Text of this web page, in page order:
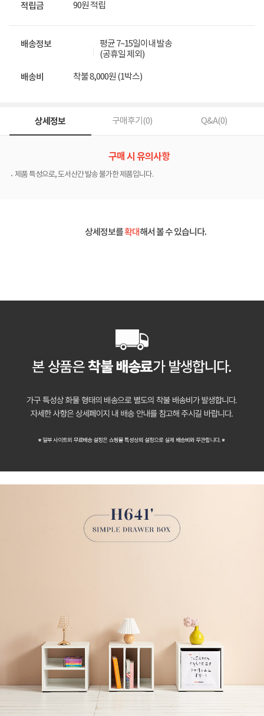
적립금 90원 적립
배송정보
평균 7~15일이내 발송
(공휴일 제외)
배송비 착불 8,000원 (1박스)
상세정보 구매후기(0) Q&A(0)
구매 시 유의사항
제품 특성으로, 도서산간 발송 불가한 제품입니다.
상세정보를확대해서 볼 수 있습니다.